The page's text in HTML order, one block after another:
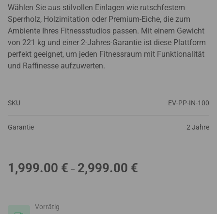
Wählen Sie aus stilvollen Einlagen wie rutschfestem
Sperrholz, Holzimitation oder Premium-Eiche, die zum
Ambiente Ihres Fitnessstudios passen. Mit einem Gewicht
von 221 kg und einer 2-Jahres-Garantie ist diese Plattform
perfekt geeignet, um jeden Fitnessraum mit Funktionalität
und Raffinesse aufzuwerten.
SKU EV-PP-IN-100
Garantie 2 Jahre
1,999.00 € – 2,999.00 €
Vorrätig